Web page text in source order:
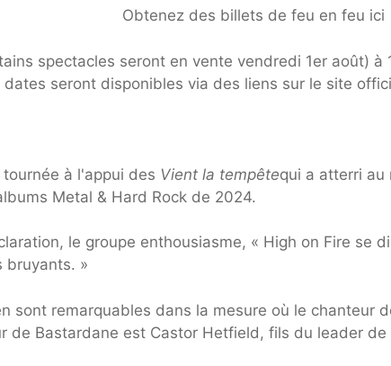
Obtenez des billets de feu en feu ici
spectacles seront en vente vendredi 1er août) à
seront disponibles via des liens sur le site
à l'appui des Vient la tempêtequi a atterri au
Metal & Hard Rock de 2024.
le groupe enthousiasme, « High on Fire se
bruyants. »
sont remarquables dans la mesure où le chanteur
de Bastardane est Castor Hetfield, fils du leader